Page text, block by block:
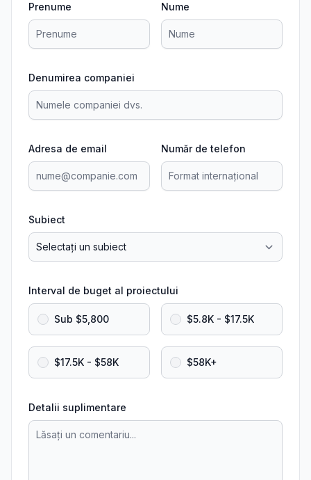
Prenume Nume
Denumirea companiei
Adresa de email Număr de telefon
Subiect
Interval de buget al proiectului
Sub $5,800 $5.8K - $17.5K
$17.5K - $58K $58K+
Detalii suplimentare